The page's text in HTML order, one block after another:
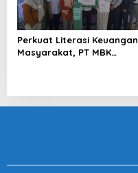
Perkuat Literasi Keuangan
Masyarakat, PT MBK